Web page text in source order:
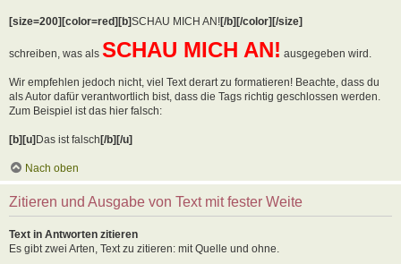
[size=200][color=red][b]SCHAU MICH AN![/b][/color][/size]
schreiben, was als SCHAU MICH AN! ausgegeben wird.
Wir empfehlen jedoch nicht, viel Text derart zu formatieren! Beachte, dass du
als Autor dafür verantwortlich bist, dass die Tags richtig geschlossen werden.
Zum Beispiel ist das hier falsch:
[b][u]Das ist falsch[/b][/u]
Nach oben
Zitieren und Ausgabe von Text mit fester Weite
Text in Antworten zitieren
Es gibt zwei Arten, Text zu zitieren: mit Quelle und ohne.